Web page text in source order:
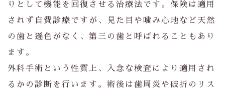
りとして機能を回復させる治療法です。保険は適用
されず自費診療ですが、見た目や噛み心地など天然
の歯と遜色がなく、第三の歯と呼ばれることもあり
ます。
外科手術という性質上、入念な検査により適用され
るかの診断を行います。術後は歯周炎や破折のリス